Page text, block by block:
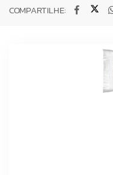
COMPARTILHE: